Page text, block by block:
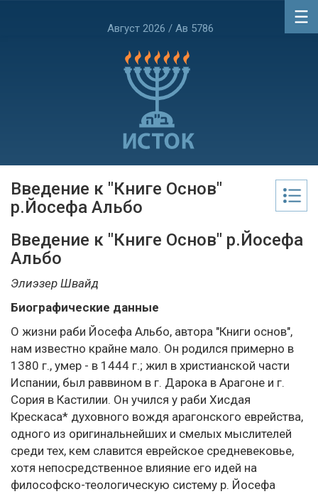
Август 2026 / Ав 5786
Введение к "Книге Основ"
р.Йосефа Альбо
Введение к "Книге Основ" р.Йосефа
Альбо
Элиэзер Швайд
Биографические данные
О жизни раби Йосефа Альбо, автора "Книги основ",
нам известно крайне мало. Он родился примерно в
1380 г., умер - в 1444 г.; жил в христианской части
Испании, был раввином в г. Дарока в Арагоне и г.
Сория в Кастилии. Он учился у раби Хисдая
Крескаса* духовного вождя арагонского еврейства,
одного из оригинальнейших и смелых мыслителей
среди тех, кем славится еврейское средневековье,
хотя непосредственное влияние его идей на
философско-теологическую систему р. Йосефа